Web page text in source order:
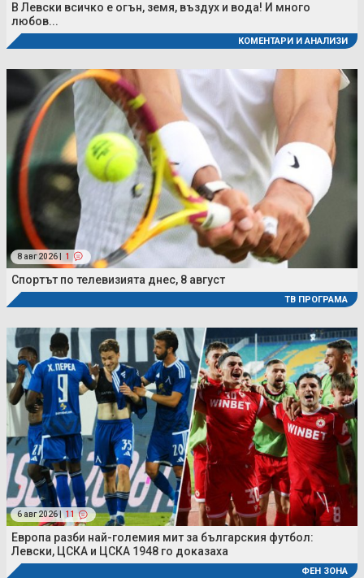
В Левски всичко е огън, земя, въздух и вода! И много
любов...
КОМЕНТАРИ И АНАЛИЗИ
8 авг 2026 | 1
Спортът по телевизията днес, 8 август
ТВ ПРОГРАМА
6 авг 2026 | 11
Европа разби най-големия мит за българския футбол:
Левски, ЦСКА и ЦСКА 1948 го доказаха
ФЕН ЗОНА